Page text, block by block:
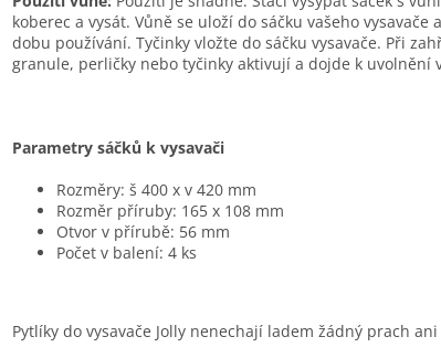
koberec a vysát. Vůně se uloží do sáčku vašeho vysavače
dobu používání. Tyčinky vložte do sáčku vysavače. Při
granule, perličky nebo tyčinky aktivují a dojde k uvolnění
Parametry sáčků k vysavači
Rozměry: š 400 x v 420 mm
Rozměr příruby: 165 x 108 mm
Otvor v přírubě: 56 mm
Počet v balení: 4 ks
Pytlíky do vysavače Jolly nenechají ladem žádný prach